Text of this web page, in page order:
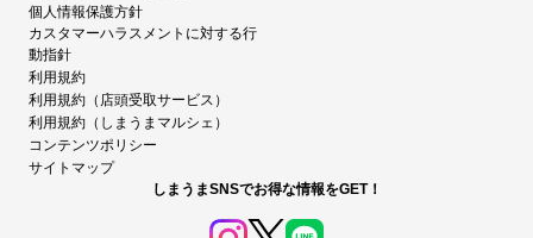
個人情報保護方針
カスタマーハラスメントに対する行
動指針
利用規約
利用規約（店頭受取サービス）
利用規約（しまうまマルシェ）
コンテンツポリシー
サイトマップ
しまうまSNSでお得な情報をGET！